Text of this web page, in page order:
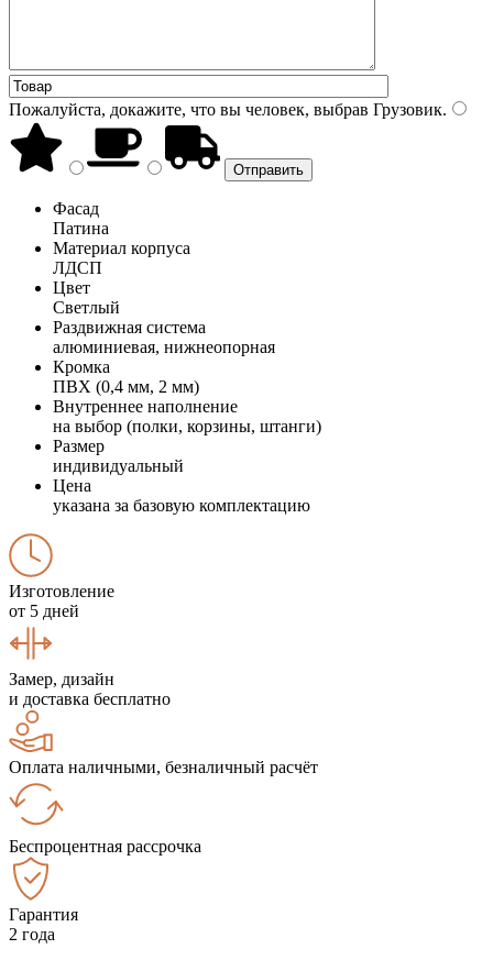
Пожалуйста, докажите, что вы человек, выбрав Грузовик.
Фасад
Патина
Материал корпуса
ЛДСП
Цвет
Светлый
Раздвижная система
алюминиевая, нижнеопорная
Кромка
ПВХ (0,4 мм, 2 мм)
Внутреннее наполнение
на выбор (полки, корзины, штанги)
Размер
индивидуальный
Цена
указана за базовую комплектацию
Изготовление
от 5 дней
Замер, дизайн
и доставка бесплатно
Оплата наличными, безналичный расчёт
Беспроцентная рассрочка
Гарантия
2 года